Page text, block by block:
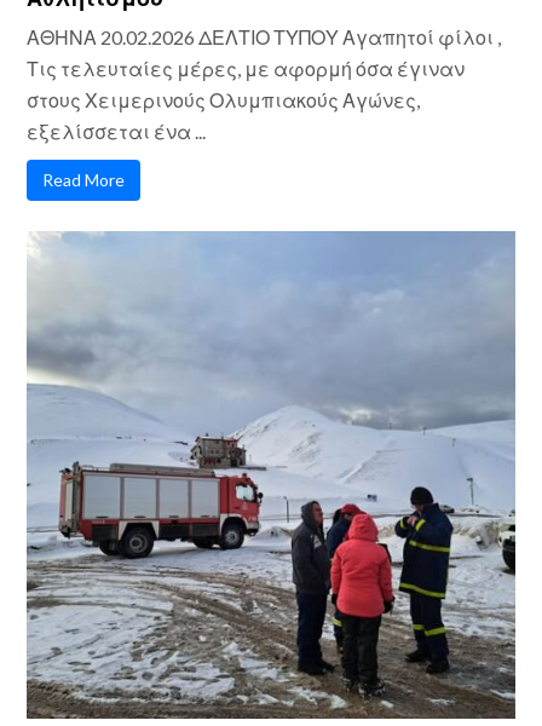
ΑΘΗΝΑ 20.02.2026 ΔΕΛΤΙΟ ΤΥΠΟΥ Αγαπητοί φίλοι ,
Τις τελευταίες μέρες, με αφορμή όσα έγιναν
στους Χειμερινούς Ολυμπιακούς Αγώνες,
εξελίσσεται ένα ...
Read More